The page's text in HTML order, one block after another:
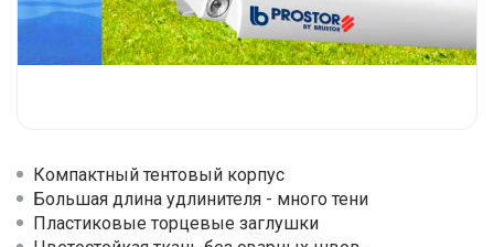
Компактный тентовый корпус
Большая длина удлинителя - много тени
Пластиковые торцевые заглушки